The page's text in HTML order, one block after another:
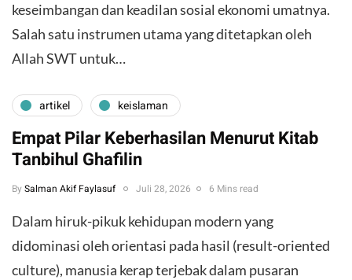
keseimbangan dan keadilan sosial ekonomi umatnya.
Salah satu instrumen utama yang ditetapkan oleh
Allah SWT untuk…
artikel keislaman
Empat Pilar Keberhasilan Menurut Kitab
Tanbihul Ghafilin
By Salman Akif Faylasuf Juli 28, 2026 6 Mins read
Dalam hiruk-pikuk kehidupan modern yang
didominasi oleh orientasi pada hasil (result-oriented
culture), manusia kerap terjebak dalam pusaran